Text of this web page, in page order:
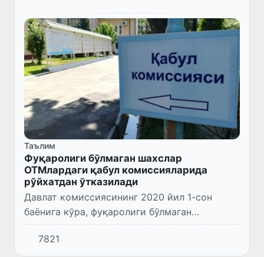
Таълим
Фуқаролиги бўлмаган шахслар
ОТМлардаги қабул комиссияларида
рўйхатдан ўтказилади
Давлат комиссиясининг 2020 йил 1-сон
баёнига кўра, фуқаролиги бўлмаган
шахсларнинг кириш имтиҳонларида
иштирокини таъминлаш мақсадида, улар
7821